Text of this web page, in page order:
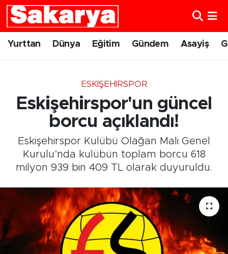
Yurttan Dünya Eğitim Gündem Asayiş
ESKIŞEHIRSPOR
Eskişehirspor'un güncel
borcu açıklandı!
Eskişehirspor Kulübü Olağan Mali Genel
Kurulu’nda kulübün toplam borcu 618
milyon 939 bin 409 TL olarak duyuruldu.
Yurttan
Gündem
Eskişehirspor
Spor
Kültür Sanat
Tarihçe
Eskişehir Nöbetçi Eczaneler
Eskişehir Namaz Vakitleri
Eskişehir Trafik Yoğunluk Haritası
Süper Lig Puan Durumu ve Fikstür
Tüm Manşetler
Son Dakika Haberleri
Haber Arşivi